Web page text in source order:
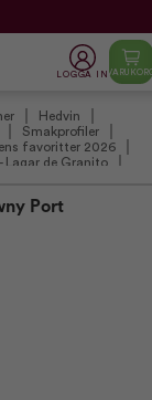
LOGGA IN
Hedvin
Smakprofiler
favoritter 2026
Lagar de Granito
Port